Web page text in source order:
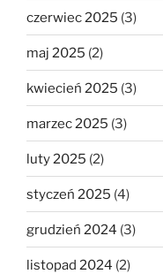
czerwiec 2025 (3)
maj 2025 (2)
kwiecień 2025 (3)
marzec 2025 (3)
luty 2025 (2)
styczeń 2025 (4)
grudzień 2024 (3)
listopad 2024 (2)